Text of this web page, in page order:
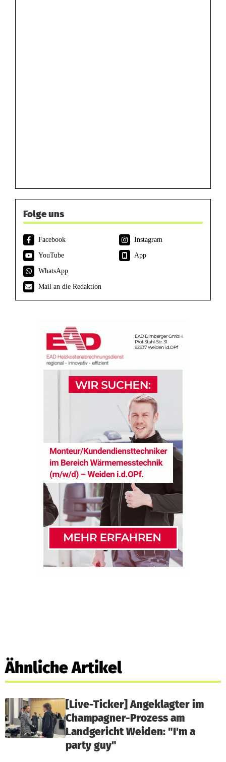
Folge uns
Facebook
Instagram
YouTube
App
WhatsApp
Mail an die Redaktion
Ähnliche Artikel
[Live-Ticker] Angeklagter im
Champagner-Prozess am
Landgericht Weiden: "I'm a
party guy"